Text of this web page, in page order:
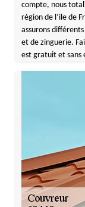
compte, nous
région de l’ile de
assurons
et de zinguerie.
est gratuit et sans